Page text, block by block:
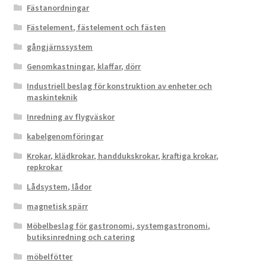
Fästanordningar
Fästelement, fästelement och fästen
gångjärnssystem
Genomkastningar, klaffar, dörr
Industriell beslag för konstruktion av enheter och
maskinteknik
Inredning av flygväskor
kabelgenomföringar
Krokar, klädkrokar, handdukskrokar, kraftiga krokar,
repkrokar
Lådsystem, lådor
magnetisk spärr
Möbelbeslag för gastronomi, systemgastronomi,
butiksinredning och catering
möbelfötter